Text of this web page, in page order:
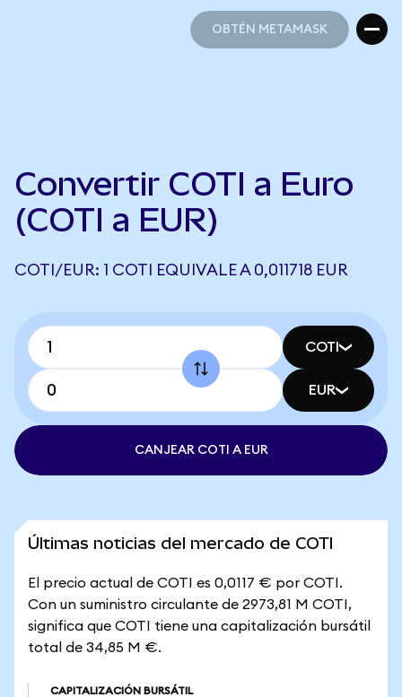
OBTÉN METAMASK
Convertir COTI a Euro
(COTI a EUR)
COTI/EUR: 1 COTI EQUIVALE A 0,011718 EUR
COTI
EUR
CANJEAR COTI A EUR
Últimas noticias del mercado de COTI
El precio actual de COTI es 0,0117 € por COTI.
Con un suministro circulante de 2973,81 M COTI,
significa que COTI tiene una capitalización bursátil
total de 34,85 M €.
CAPITALIZACIÓN BURSÁTIL